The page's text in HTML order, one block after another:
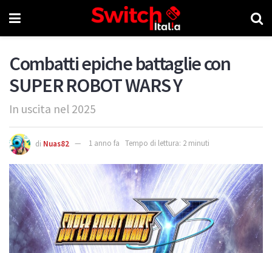
Combatti epiche battaglie con
SUPER ROBOT WARS Y
In uscita nel 2025
di Nuas82 1 anno fa Tempo di lettura: 2 minuti